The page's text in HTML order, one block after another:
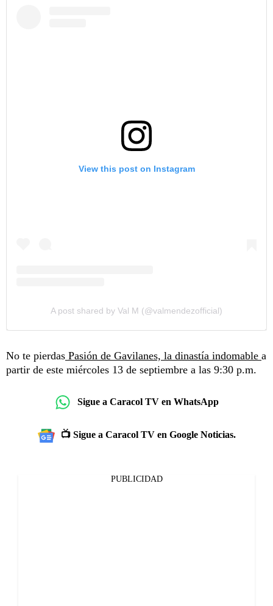
View this post on Instagram
A post shared by Val M (@valmendezofficial)
No te pierdas Pasión de Gavilanes, la dinastía indomable a
partir de este miércoles 13 de septiembre a las 9:30 p.m.
Sigue a Caracol TV en WhatsApp
📺 Sigue a Caracol TV en Google Noticias.
PUBLICIDAD